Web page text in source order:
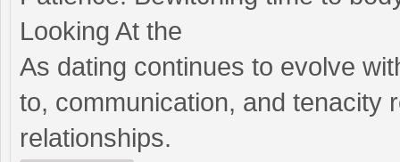
Looking At the
As dating continues to evolve
to, communication, and tenacity
relationships.